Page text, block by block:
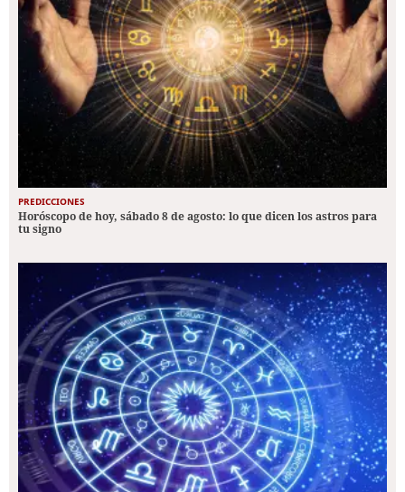
PREDICCIONES
Horóscopo de hoy, sábado 8 de agosto: lo que dicen los astros para
tu signo